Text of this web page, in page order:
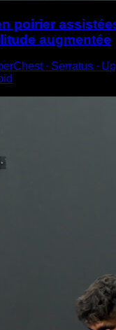
poirier
augmentée
∙ Serratus ∙